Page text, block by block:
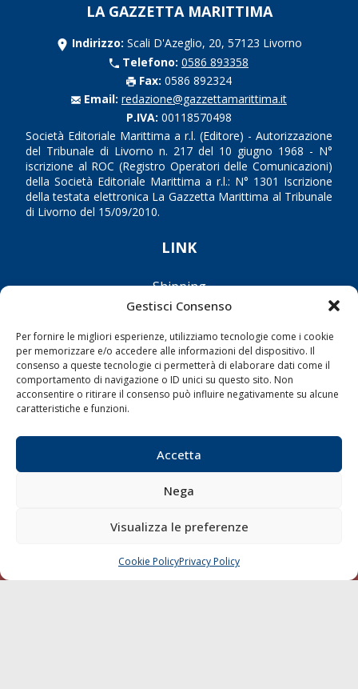
Gestisci Consenso
Per fornire le migliori esperienze, utilizziamo tecnologie come i cookie
per memorizzare e/o accedere alle informazioni del dispositivo. Il
consenso a queste tecnologie ci permetterà di elaborare dati come il
comportamento di navigazione o ID unici su questo sito. Non
acconsentire o ritirare il consenso può influire negativamente su alcune
caratteristiche e funzioni.
Accetta
Nega
Visualizza le preferenze
Cookie PolicyPrivacy Policy
LA GAZZETTA MARITTIMA
Indirizzo: Scali D'Azeglio, 20, 57123 Livorno
Telefono: 0586 893358
Fax: 0586 892324
Email: redazione@gazzettamarittima.it
P.IVA: 00118570498
Società Editoriale Marittima a r.l. (Editore) - Autorizzazione
del Tribunale di Livorno n. 217 del 10 giugno 1968 - N°
iscrizione al ROC (Registro Operatori delle Comunicazioni)
della Società Editoriale Marittima a r.l.: N° 1301 Iscrizione
della testata elettronica La Gazzetta Marittima al Tribunale
di Livorno del 15/09/2010.
LINK
Shipping
Porti/Interporti
Trasporti
Varie
Sostenibilità
Compagnie di Navigazione
Diporto
Chi siamo
Contatti
CHIAMA SCRIVI